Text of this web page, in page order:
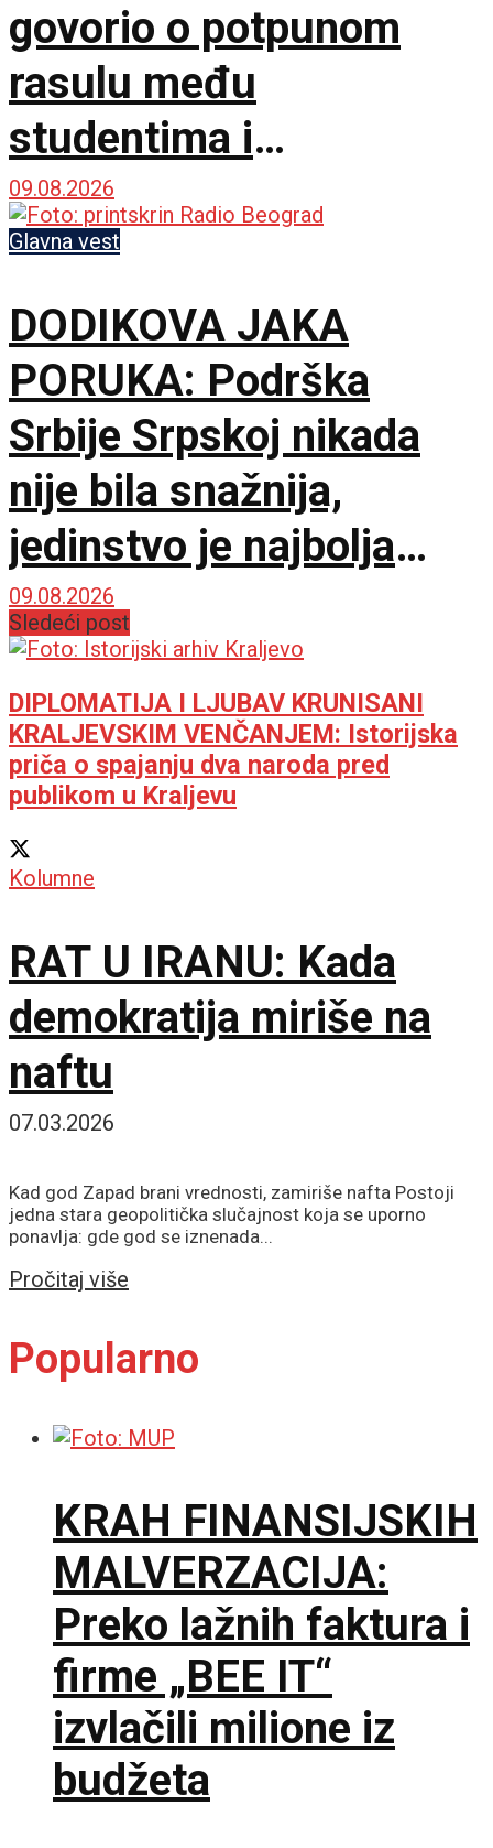
govorio o potpunom
rasulu među
studentima i
opozicijom: Neka nam
je Bog u pomoći
09.08.2026
Glavna vest
DODIKOVA JAKA
PORUKA: Podrška
Srbije Srpskoj nikada
nije bila snažnija,
jedinstvo je najbolja
garancija
09.08.2026
Sledeći post
DIPLOMATIJA I LJUBAV KRUNISANI
KRALJEVSKIM VENČANJEM: Istorijska
priča o spajanju dva naroda pred
publikom u Kraljevu
Kolumne
RAT U IRANU: Kada
demokratija miriše na
naftu
07.03.2026
Kad god Zapad brani vrednosti, zamiriše nafta Postoji
jedna stara geopolitička slučajnost koja se uporno
ponavlja: gde god se iznenada...
Pročitaj više
Popularno
KRAH FINANSIJSKIH
MALVERZACIJA:
Preko lažnih faktura i
firme „BEE IT“
izvlačili milione iz
budžeta